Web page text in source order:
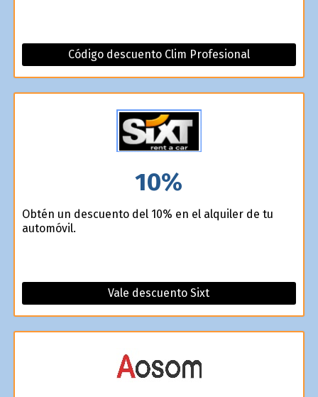
Código descuento Clim Profesional
10%
Obtén un descuento del 10% en el alquiler de tu
automóvil.
Vale descuento Sixt